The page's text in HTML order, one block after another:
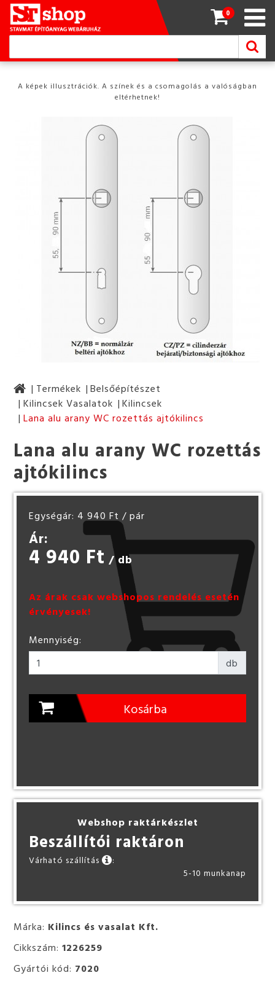
0
A képek illusztrációk. A színek és a csomagolás a valóságban
eltérhetnek!
Termékek
Belsőépítészet
Kilincsek Vasalatok
Kilincsek
Lana alu arany WC rozettás ajtókilincs
Márka: Kilincs és vasalat Kft.
Cikkszám:1226259
Gyártói kód: 7020
Lana alu arany WC rozettás
ajtókilincs
Egységár: 4 940 Ft / pár
Ár:
4 940 Ft / db
Az árak csak webshopos rendelés esetén
érvényesek!
Mennyiség:
db
Kosárba
Webshop raktárkészlet
Beszállítói raktáron
Várható szállítás
:
5-10 munkanap